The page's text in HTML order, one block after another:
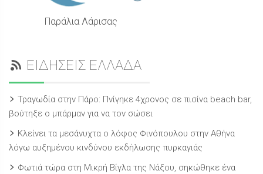
Παράλια Λάρισας
ΕΙΔΗΣΕΙΣ ΕΛΛΑΔΑ
Τραγωδία στην Πάρο: Πνίγηκε 4χρονος σε πισίνα beach bar,
βούτηξε ο μπάρμαν για να τον σώσει
Κλείνει τα μεσάνυχτα ο λόφος Φινόπουλου στην Αθήνα
λόγω αυξημένου κινδύνου εκδήλωσης πυρκαγιάς
Φωτιά τώρα στη Μικρή Βίγλα της Νάξου, σηκώθηκε ένα